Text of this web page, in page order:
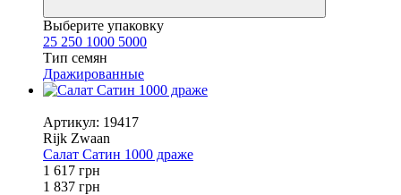
Выберите упаковку
25 250 1000 5000
Тип семян
Дражированные
Артикул: 19417
Rijk Zwaan
Салат Сатин 1000 драже
1 617 грн
1 837 грн